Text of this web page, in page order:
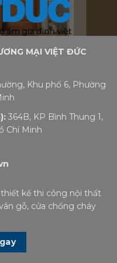
MẠI VIỆT ĐỨC
Khu phố 6, Phường
364B, KP Bình Thung 1,
Chí Minh
kế thi công nội thất
gỗ, cửa chống cháy